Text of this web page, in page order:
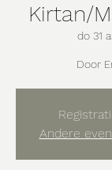
Kirtan/
do 31
Door
Andere